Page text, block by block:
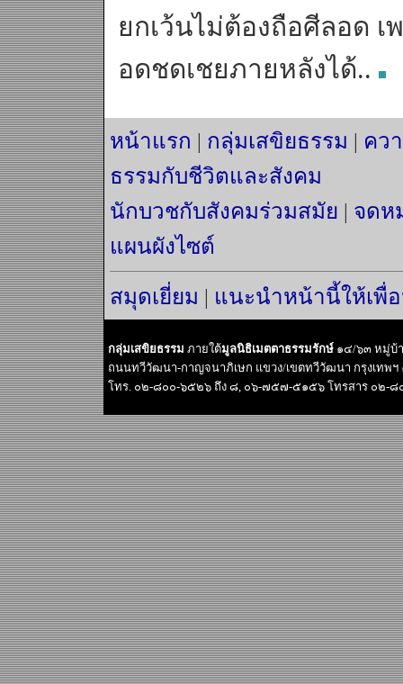
ยกเว้นไม่ต้องถือศีลอด
อดชดเชยภายหลังได้..
หน้าแรก | กลุ่มเสขิยธรรม | คว
ธรรมกับชีวิตและสังคม
นักบวชกับสังคมร่วมสมัย | จดห
แผนผังไซต์
สมุดเยี่ยม | แนะนำหน้านี้ให้เพื่
กลุ่มเสขิยธรรม ภายใต้มูลนิธิเมตตาธรรมรักษ์ ๑๔/๖๓ หมู่บ้
ถนนทวีวัฒนา-กาญจนาภิเษก แขวง/เขตทวีวัฒนา กรุงเทพฯ
โทร. ๐๒-๘๐๐-๖๕๒๖ ถึง ๘, ๐๖-๗๕๗-๕๑๕๖ โทรสาร ๐๒-